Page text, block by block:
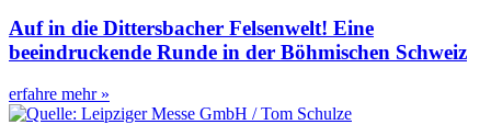
Auf in die Dittersbacher Felsenwelt! Eine
beeindruckende Runde in der Böhmischen Schweiz
erfahre mehr »